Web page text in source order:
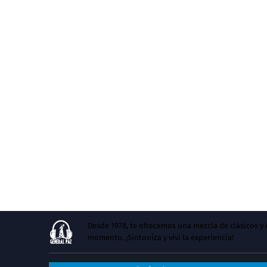
Desde 1978, te ofrecemos una mezcla de
momento. ¡Sintoniza y vivi la experiencia!